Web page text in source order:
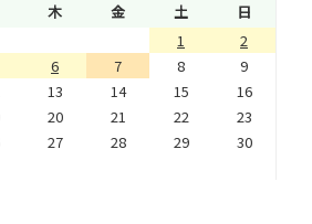
木 金 土
日
1
2
6 7 8
9
13 14 15
16
20 21 22
23
27 28 29
30